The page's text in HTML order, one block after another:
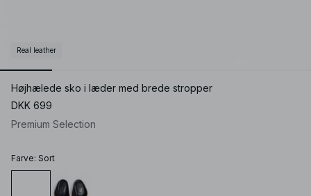
Real leather
Højhælede sko i læder med brede stropper
DKK 699
Premium Selection
Farve: Sort